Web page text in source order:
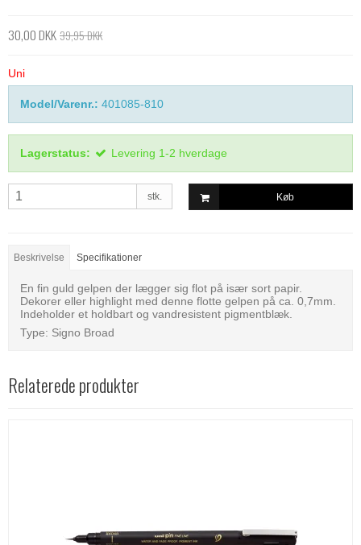
30,00 DKK39,95 DKK
Uni
Model/Varenr.: 401085-810
Lagerstatus: Levering 1-2 hverdage
stk. Køb
Beskrivelse Specifikationer
En fin guld gelpen der lægger sig flot på især sort papir.
Dekorer eller highlight med denne flotte gelpen på ca. 0,7mm.
Indeholder et holdbart og vandresistent pigmentblæk.
Type: Signo Broad
Relaterede produkter